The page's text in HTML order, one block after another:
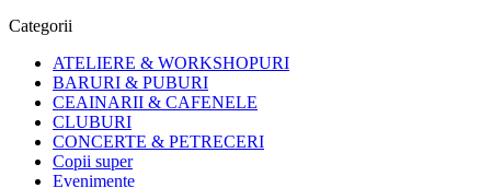
Categorii
ATELIERE & WORKSHOPURI
BARURI & PUBURI
CEAINARII & CAFENELE
CLUBURI
CONCERTE & PETRECERI
Copii super
Evenimente